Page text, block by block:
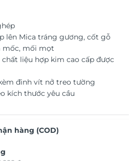
lên Mica tráng gương, cốt gỗ
mốc, mối mọt
liệu hợp kim cao cấp được
đinh vít nở treo tường
kích thước yêu cầu
hàng (COD)